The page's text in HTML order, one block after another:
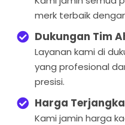
merk terbaik
Dukungan Tim
Layanan kami di
yang profesional
presisi.
Harga
Kami jamin harga